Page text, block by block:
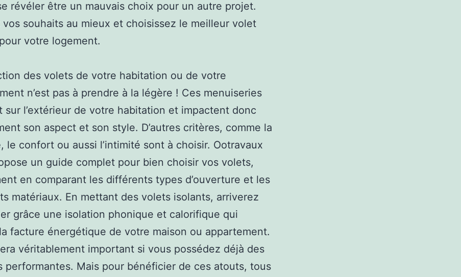
révéler être un mauvais choix pour un autre projet.
vos souhaits au mieux et choisissez le meilleur volet
votre logement.
des volets de votre habitation ou de votre
n’est pas à prendre à la légère ! Ces menuiseries
sur l’extérieur de votre habitation et impactent donc
son aspect et son style. D’autres critères, comme la
le confort ou aussi l’intimité sont à choisir. Ootravaux
un guide complet pour bien choisir vos volets,
en comparant les différents types d’ouverture et les
matériaux. En mettant des volets isolants, arriverez
grâce une isolation phonique et calorifique qui
facture énergétique de votre maison ou appartement.
véritablement important si vous possédez déjà des
performantes. Mais pour bénéficier de ces atouts, tous